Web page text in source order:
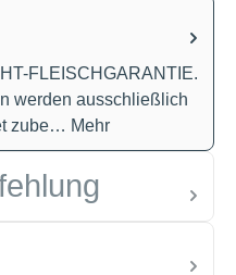
FLEISCHGARANTIE.
werden ausschließlich
zube… Mehr